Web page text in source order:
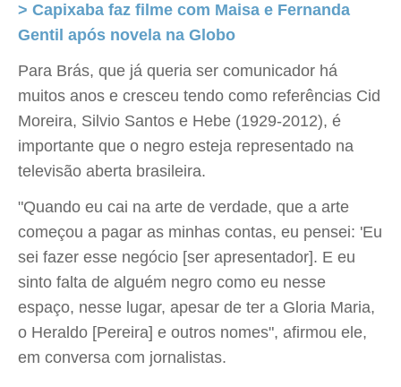
> Capixaba faz filme com Maisa e Fernanda
Gentil após novela na Globo
Para Brás, que já queria ser comunicador há
muitos anos e cresceu tendo como referências Cid
Moreira, Silvio Santos e Hebe (1929-2012), é
importante que o negro esteja representado na
televisão aberta brasileira.
"Quando eu cai na arte de verdade, que a arte
começou a pagar as minhas contas, eu pensei: 'Eu
sei fazer esse negócio [ser apresentador]. E eu
sinto falta de alguém negro como eu nesse
espaço, nesse lugar, apesar de ter a Gloria Maria,
o Heraldo [Pereira] e outros nomes", afirmou ele,
em conversa com jornalistas.